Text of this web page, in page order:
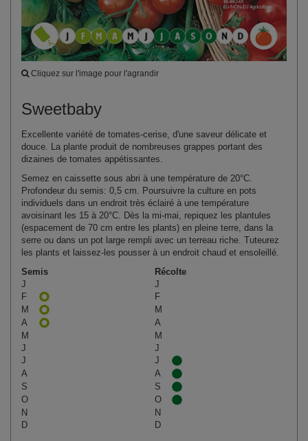
Cliquez sur l'image pour l'agrandir
Sweetbaby
Excellente variété de tomates‑cerise, d'une saveur délicate et
douce. La plante produit de nombreuses grappes portant des
dizaines de tomates appétissantes.
Semez en caissette sous abri à une température de 20°C.
Profondeur du semis: 0,5 cm. Poursuivre la culture en pots
individuels dans un endroit très éclairé à une température
avoisinant les 15 à 20°C. Dès la mi‑mai, repiquez les plantules
(espacement de 70 cm entre les plants) en pleine terre, dans la
serre ou dans un pot large rempli avec un terreau riche. Tuteurez
les plants et laissez‑les pousser à un endroit chaud et ensoleillé.
Semis
Récolte
J
J
F
F
M
M
A
A
M
M
J
J
J
J
A
A
S
S
O
O
N
N
D
D